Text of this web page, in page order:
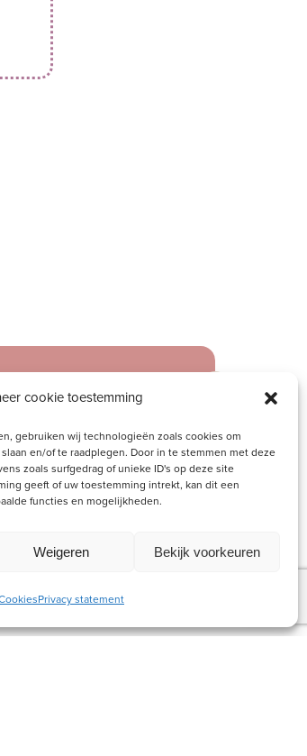
cookie toestemming
gebruiken wij technologieën zoals cookies om
en/of te raadplegen. Door in te stemmen met deze
zoals surfgedrag of unieke ID's op deze site
geeft of uw toestemming intrekt, kan dit een
functies en mogelijkheden.
Weigeren Bekijk voorkeuren
Privacy statement